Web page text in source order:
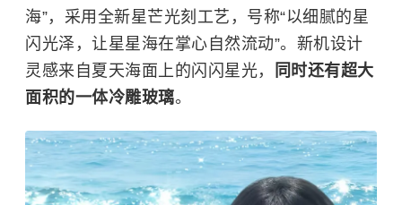
海”，采用全新星芒光刻工艺，号称“以细腻的星
闪光泽，让星星海在掌心自然流动”。新机设计
灵感来自夏天海面上的闪闪星光，
同时还有超大
面积的一体冷雕玻璃。